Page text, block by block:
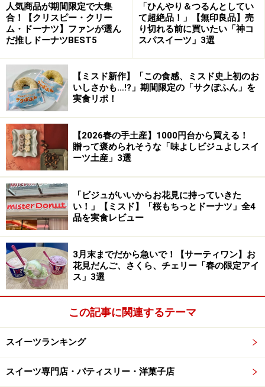
海に面した店内は、赤や青、緑を基調にしたカジュアル
な雰囲気。8m50cmもある大きなテーブルでは、お客様
の目の前でパイを作りあげるライブ感あふれるシーンが
演出されます。
メイン料理として楽しめるパイなど種類も豊富で、皆でシェ
アしたい！
店内で焼き上げたばかりのパイ生地はサクサク！セイボ
リーパイ（惣菜パイ）からスイーツパイまで20種類以上
の豊富なパイが楽しめます。
厨房では一度に30ホールのパイを焼き上げる特別なオー
ブンで、次々とパイが焼きあがります。ディナーではオ
ーダーがはいってから焼き上げるので、いつでも焼きた
て！
気になるパイ食べ放題のランチメニュー「FREE FLOW PIE
LUNCH」1850円～(税別)※2016年3月OPEN当初メニュー
人気商品が期間限定で大集
合！【クリスピー・クリー
ム・ドーナツ】ファンが選ん
だ推しドーナツBEST5
「ひんやり＆つるんとしてい
て超絶品！」【無印良品】売
り切れる前に買いたい「神コ
スパスイーツ」3選
【ミスド新作】「この食感、ミスド史上初のお
いしさかも…!?」期間限定の「サクぽふん」を
実食リポ！
【2026春の手土産】1000円台から買える！
贈って褒められそうな「味よしビジュよしスイ
ーツ土産」3選
「ビジュがいいからお花見に持っていきた
い！」【ミスド】「桜もちっとドーナツ」全4
品を実食レビュー
3月末までだから急いで！【サーティワン】お
花見だんご、さくら、チェリー「春の限定アイ
ス」3選
この記事に関連するテーマ
スイーツランキング
スイーツ専門店・パティスリー・洋菓子店